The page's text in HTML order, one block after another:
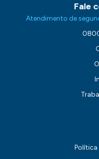
Fale
Atendimento de